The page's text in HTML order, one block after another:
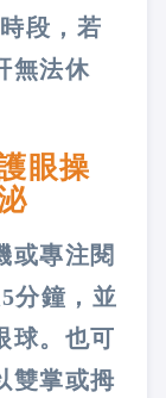
段，若
無法休
眼操
或專注閱
分鐘，並
球。也可
雙掌或拇